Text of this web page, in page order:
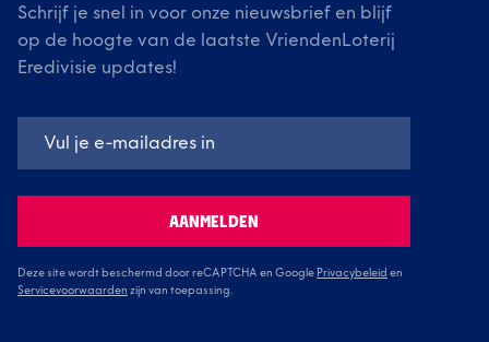
Schrijf je snel in voor onze nieuwsbrief en blijf
op de hoogte van de laatste VriendenLoterij
Eredivisie updates!
AANMELDEN
Deze site wordt beschermd door reCAPTCHA en Google Privacybeleid en
Servicevoorwaarden zijn van toepassing.